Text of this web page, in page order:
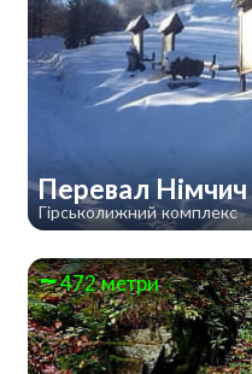
Перевал Німчич
Гірськолижний комплекс
472 метри